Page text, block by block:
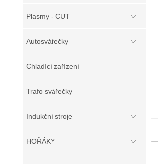
Plasmy - CUT
Autosvářečky
Chladící zařízení
Trafo svářečky
Indukční stroje
HOŘÁKY